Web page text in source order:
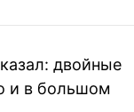
двойные
и в большом